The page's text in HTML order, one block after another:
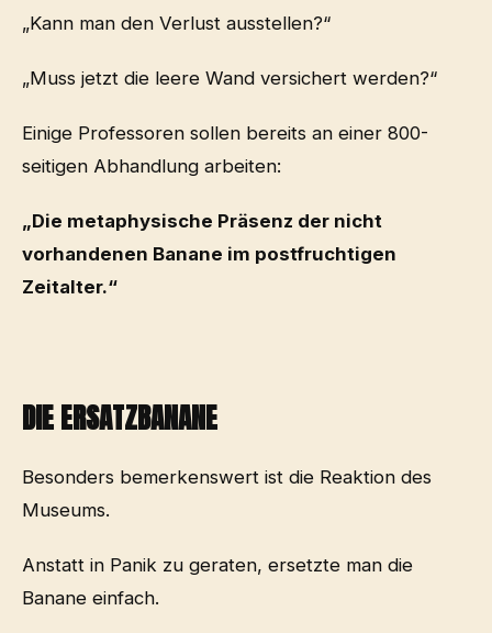
„Kann man den Verlust ausstellen?“
„Muss jetzt die leere Wand versichert werden?“
Einige Professoren sollen bereits an einer 800-
seitigen Abhandlung arbeiten:
„Die metaphysische Präsenz der nicht
vorhandenen Banane im postfruchtigen
Zeitalter.“
DIE ERSATZBANANE
Besonders bemerkenswert ist die Reaktion des
Museums.
Anstatt in Panik zu geraten, ersetzte man die
Banane einfach.